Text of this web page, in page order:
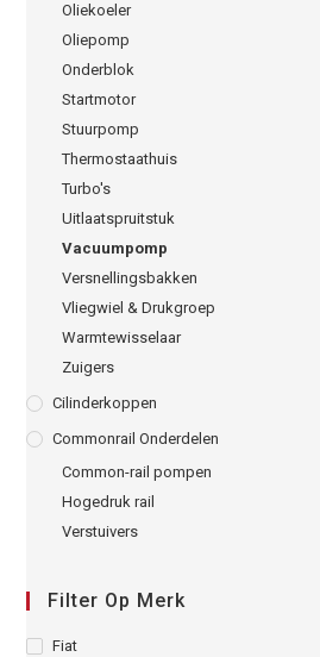
Oliekoeler
Oliepomp
Onderblok
Startmotor
Stuurpomp
Thermostaathuis
Turbo's
Uitlaatspruitstuk
Vacuumpomp
Versnellingsbakken
Vliegwiel & Drukgroep
Warmtewisselaar
Zuigers
Cilinderkoppen
Commonrail Onderdelen
Common-rail pompen
Hogedruk rail
Verstuivers
Filter Op Merk
Fiat